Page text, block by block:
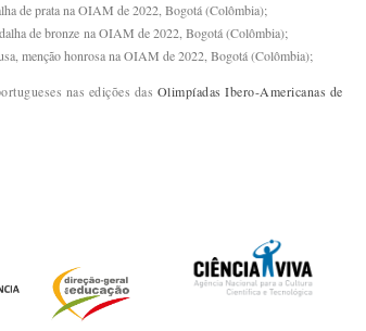
de prata na OIAM de 2022, Bogotá (Colômbia);
de bronze na OIAM de 2022, Bogotá (Colômbia);
menção honrosa na OIAM de 2022, Bogotá (Colômbia);
nas edições das Olimpíadas Ibero-Americanas de